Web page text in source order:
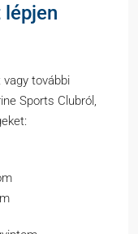
lépjen
vagy további
Sports Clubról,